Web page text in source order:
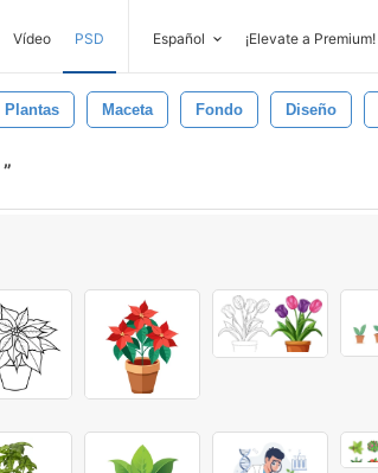
Vídeo PSD Español ¡Elevate a Premium!
Plantas Maceta Fondo Diseño